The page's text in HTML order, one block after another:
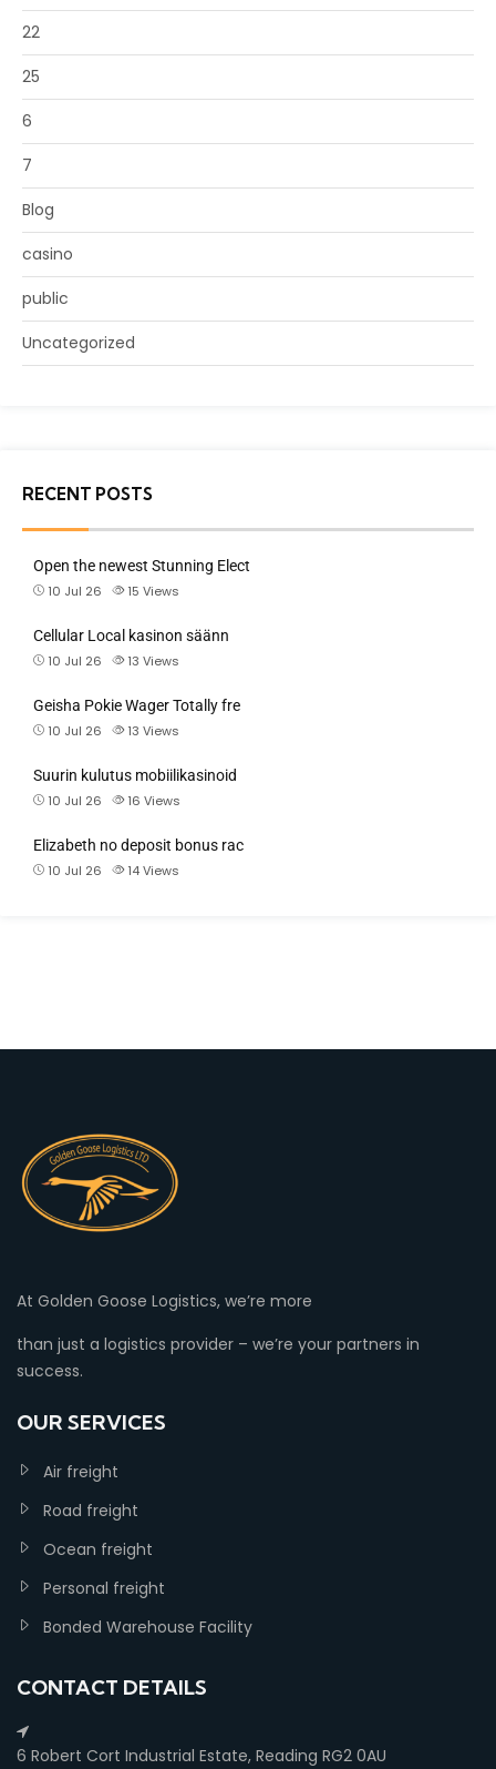
22
25
6
7
Blog
casino
public
Uncategorized
RECENT POSTS
Open the newest Stunning Elect
10 Jul 26
15 Views
Cellular Local kasinon säänn
10 Jul 26
13 Views
Geisha Pokie Wager Totally fre
10 Jul 26
13 Views
Suurin kulutus mobiilikasinoid
10 Jul 26
16 Views
Elizabeth no deposit bonus rac
10 Jul 26
14Views
At Golden Goose Logistics, we’re more
than just a logistics provider – we’re your partners in
success.
OUR SERVICES
Air freight
Road freight
Ocean freight
Personal freight
Bonded Warehouse Facility
CONTACT DETAILS
6 Robert Cort Industrial Estate, Reading RG2 0AU